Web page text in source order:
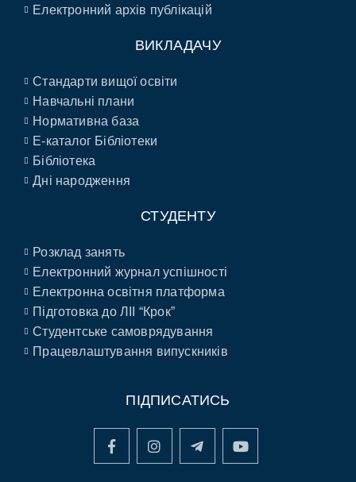
Електронний архів публікацій
ВИКЛАДАЧУ
Стандарти вищої освіти
Навчальні плани
Нормативна база
E-каталог Бібліотеки
Бібліотека
Дні народження
СТУДЕНТУ
Розклад занять
Електронний журнал успішності
Електронна освітня платформа
Підготовка до ЛІІ “Крок”
Студентське самоврядування
Працевлаштування випускників
ПІДПИСАТИСЬ